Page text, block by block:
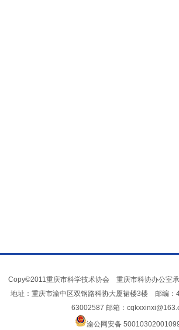
Copy©2011重庆市科学技术协会 重庆市科协办公室
地址：重庆市渝中区双钢路科协大厦裙楼3楼 邮编：
63002587 邮箱：
渝公网安备